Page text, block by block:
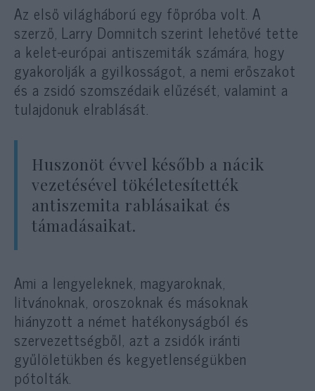
Az első világháború egy főpróba volt. A
szerző, Larry Domnitch szerint lehetővé tette
a kelet-európai antiszemiták számára, hogy
gyakorolják a gyilkosságot, a nemi erőszakot
és a zsidó szomszédaik elűzését, valamint a
tulajdonuk elrablását.
Huszonöt évvel később a nácik
vezetésével tökéletesítették
antiszemita rablásaikat és
támadásaikat.
Ami a lengyeleknek, magyaroknak,
litvánoknak, oroszoknak és másoknak
hiányzott a német hatékonyságból és
szervezettségből, azt a zsidók iránti
gyűlöletükben és kegyetlenségükben
pótolták.